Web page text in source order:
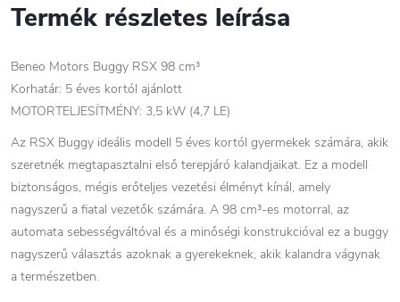
Termék részletes leírása
Beneo Motors Buggy RSX 98 cm³
Korhatár: 5 éves kortól ajánlott
MOTORTELJESÍTMÉNY: 3,5 kW (4,7 LE)
Az RSX Buggy ideális modell 5 éves kortól gyermekek számára, akik
szeretnék megtapasztalni első terepjáró kalandjaikat. Ez a modell
biztonságos, mégis erőteljes vezetési élményt kínál, amely
nagyszerű a fiatal vezetők számára. A 98 cm³-es motorral, az
automata sebességváltóval és a minőségi konstrukcióval ez a buggy
nagyszerű választás azoknak a gyerekeknek, akik kalandra vágynak
a természetben.